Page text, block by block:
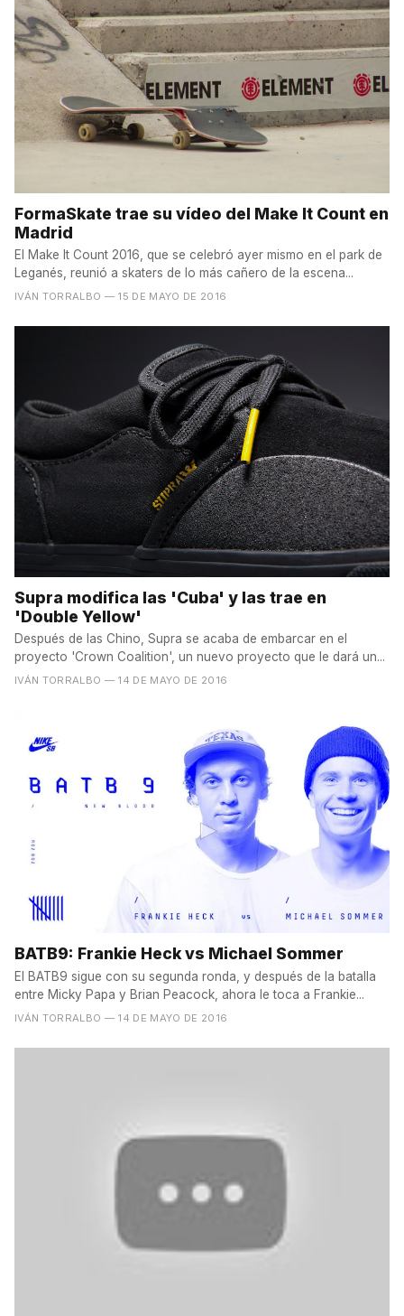
FormaSkate trae su vídeo del Make It Count en
Madrid
El Make It Count 2016, que se celebró ayer mismo en el park de
Leganés, reunió a skaters de lo más cañero de la escena...
IVÁN TORRALBO — 15 DE MAYO DE 2016
Supra modifica las 'Cuba' y las trae en
'Double Yellow'
Después de las Chino, Supra se acaba de embarcar en el
proyecto 'Crown Coalition', un nuevo proyecto que le dará un...
IVÁN TORRALBO — 14 DE MAYO DE 2016
BATB9: Frankie Heck vs Michael Sommer
El BATB9 sigue con su segunda ronda, y después de la batalla
entre Micky Papa y Brian Peacock, ahora le toca a Frankie...
IVÁN TORRALBO — 14 DE MAYO DE 2016